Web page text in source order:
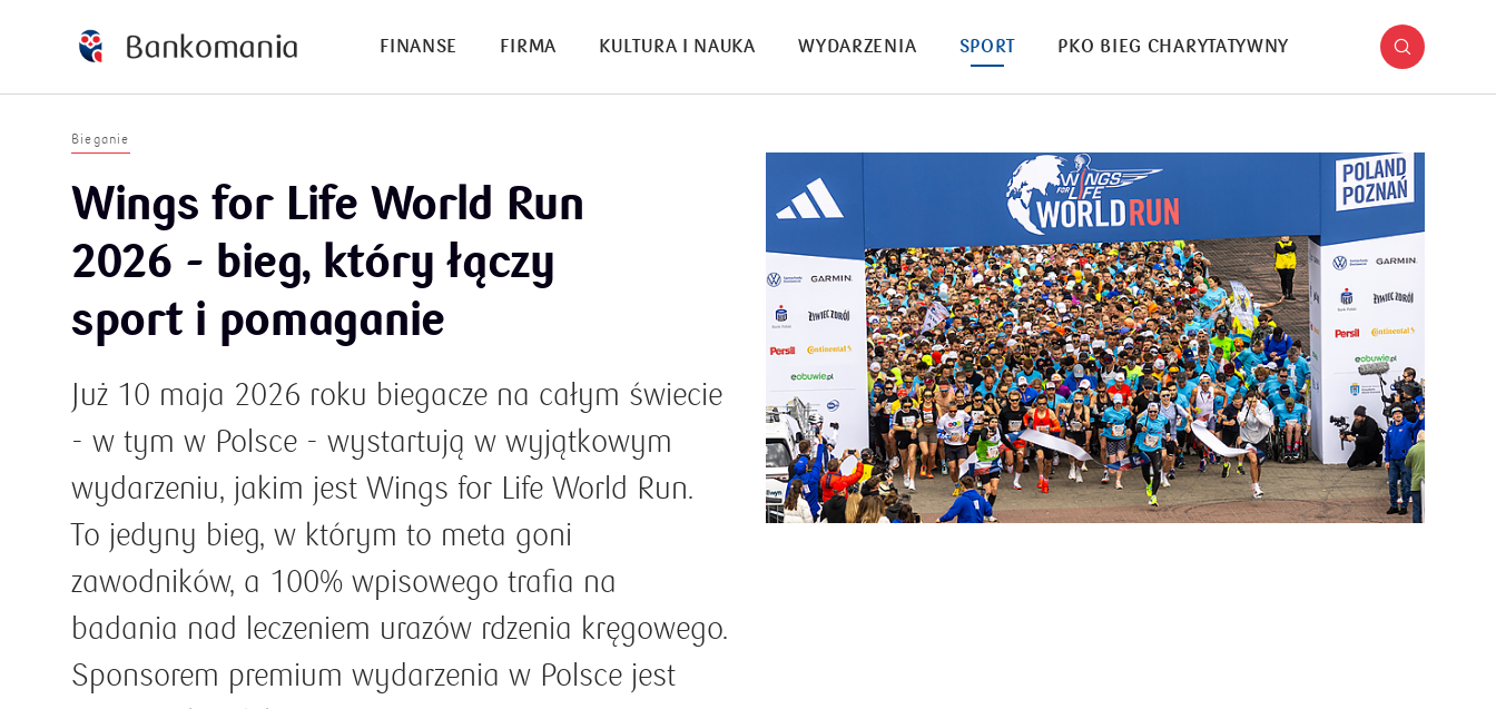
FINANSE FIRMA KULTURA I NAUKA WYDARZENIA SPORT PKO BIEG CHARYTATYWNY
Bieganie
Wings for Life World Run
2026 - bieg, który łączy
sport i pomaganie
Już 10 maja 2026 roku biegacze na całym świecie
- w tym w Polsce - wystartują w wyjątkowym
wydarzeniu, jakim jest Wings for Life World Run.
To jedyny bieg, w którym to meta goni
zawodników, a 100% wpisowego trafia na
badania nad leczeniem urazów rdzenia kręgowego.
Sponsorem premium wydarzenia w Polsce jest